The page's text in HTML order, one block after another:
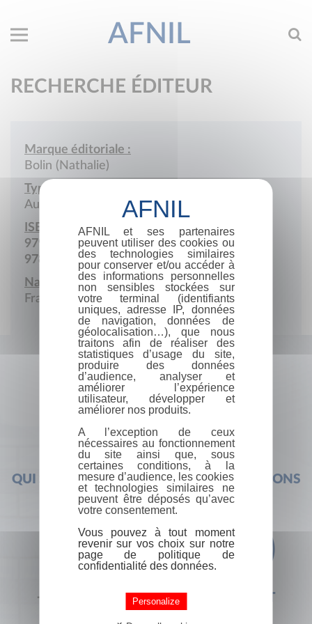
AFNIL
RECHERCHE ÉDITEUR
Marque éditoriale :
Bolin (Nathalie)
Type de société :
Auto-édition
ISBN :
979-10-415-0313-1
978-2-9588576
Nationalité :
France
QUI SOMMES-NOUS ?FOIRE AUX QUESTIONS
+33 (0) 1 44 41 29 19 CONTACT
AFNIL et ses partenaires
peuvent utiliser des cookies ou
des technologies similaires
pour conserver et/ou accéder à
des informations personnelles
non sensibles stockées sur
votre terminal (identifiants
uniques, adresse IP, données
de navigation, données de
géolocalisation…), que nous
traitons afin de réaliser des
statistiques d’usage du site,
produire des données
d’audience, analyser et
améliorer l’expérience
utilisateur, développer et
améliorer nos produits.
A l’exception de ceux
nécessaires au fonctionnement
du site ainsi que, sous
certaines conditions, à la
mesure d’audience, les cookies
et technologies similaires ne
peuvent être déposés qu’avec
votre consentement.
Vous pouvez à tout moment
revenir sur vos choix sur notre
page de politique de
confidentialité des données.
Personalize